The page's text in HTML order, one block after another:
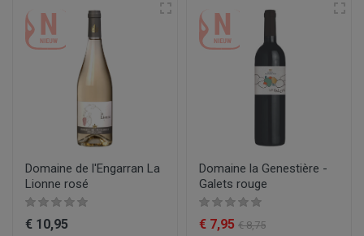
Domaine de l'Engarran La
Lionne rosé
€ 10,95
Domaine la Genestière -
Galets rouge
€ 7,95 € 8,75